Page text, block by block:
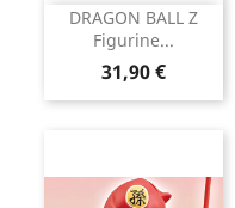
DRAGON BALL Z
Figurine...
Prix
31,90 €